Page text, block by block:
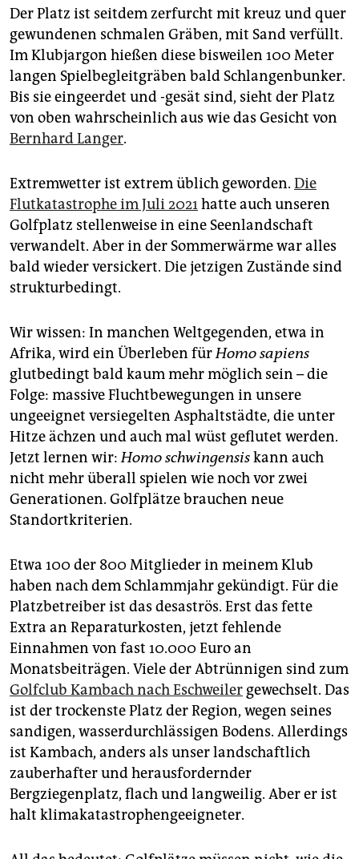
Der Platz ist seitdem zerfurcht mit kreuz und quer
gewundenen schmalen Gräben, mit Sand verfüllt.
Im Klubjargon hießen diese bisweilen 100 Meter
langen Spielbegleitgräben bald Schlangenbunker.
Bis sie eingeerdet und -gesät sind, sieht der Platz
von oben wahrscheinlich aus wie das Gesicht von
Bernhard Langer.
Extremwetter ist extrem üblich geworden. Die
Flut­katas­trophe im Juli 2021hatte auch unseren
Golfplatz stellenweise in eine Seenlandschaft
verwandelt. Aber in der Sommerwärme war alles
bald wieder versickert. Die jetzigen Zustände sind
strukturbedingt.
Wir wissen: In manchen Weltgegenden, etwa in
Afrika, wird ein Überleben fürHomo sapiens
glutbedingt bald kaum mehr möglich sein – die
Folge: massive Fluchtbewegungen in unsere
ungeeignet versiegelten Asphaltstädte, die unter
Hitze ächzen und auch mal wüst geflutet werden.
Jetzt lernen wir:Homo schwingensiskann auch
nicht mehr überall spielen wie noch vor zwei
Generationen. Golfplätze brauchen neue
Standortkriterien.
Etwa 100 der 800 Mitglieder in meinem Klub
haben nach dem Schlammjahr gekündigt. Für die
Platzbetreiber ist das desaströs. Erst das fette
Extra an Reparaturkosten, jetzt fehlende
Einnahmen von fast 10.000 Euro an
Monatsbeiträgen. Viele der Abtrünnigen sind zum
Golfclub Kambach nach Eschweiler gewechselt. Das
ist der trockenste Platz der Region, wegen seines
sandigen, wasserdurchlässigen Bodens. Allerdings
ist Kambach, anders als unser landschaftlich
zauberhafter und herausfordernder
Bergziegenplatz, flach und langweilig. Aber er ist
halt klimakatastrophengeeigneter.